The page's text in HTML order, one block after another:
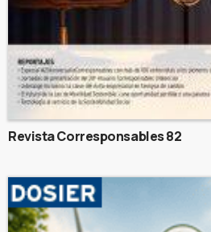
Revista Corresponsables 82